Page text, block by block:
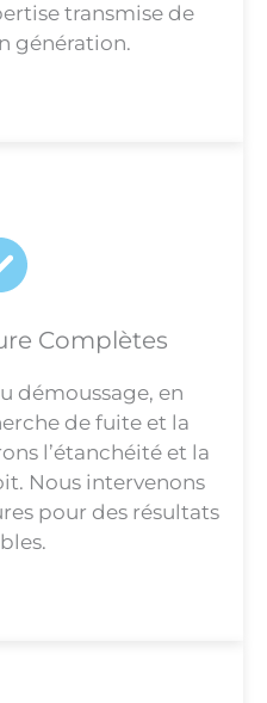
transmise de
génération.
Complètes
démoussage, en
de fuite et la
l’étanchéité et la
Nous intervenons
pour des résultats